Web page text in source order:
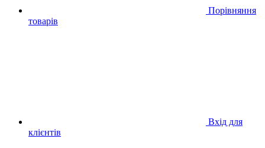
Порівняння
товарів
Вхід для
клієнтів